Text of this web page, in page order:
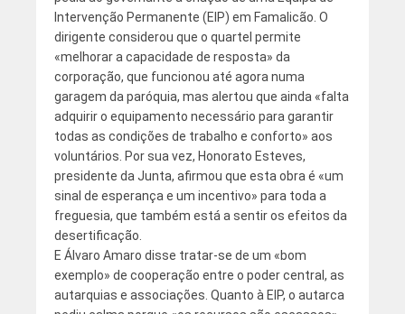
Intervenção Permanente (EIP) em Famalicão. O
dirigente considerou que o quartel permite
«melhorar a capacidade de resposta» da
corporação, que funcionou até agora numa
garagem da paróquia, mas alertou que ainda «falta
adquirir o equipamento necessário para garantir
todas as condições de trabalho e conforto» aos
voluntários. Por sua vez, Honorato Esteves,
presidente da Junta, afirmou que esta obra é «um
sinal de esperança e um incentivo» para toda a
freguesia, que também está a sentir os efeitos da
desertificação.
E Álvaro Amaro disse tratar-se de um «bom
exemplo» de cooperação entre o poder central, as
autarquias e associações. Quanto à EIP, o autarca